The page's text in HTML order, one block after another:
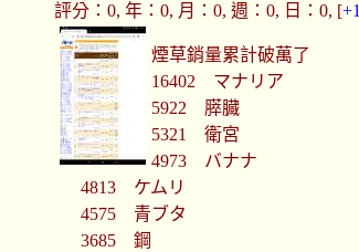
評分：0, 年：0, 月：0, 週：0, 日：0, [+1
煙草銷量累計破萬了
16402 マナリア
5922 膵臓
5321 衛宮
4973 バナナ
4813 ケムリ
4575 青ブタ
3685 鋼